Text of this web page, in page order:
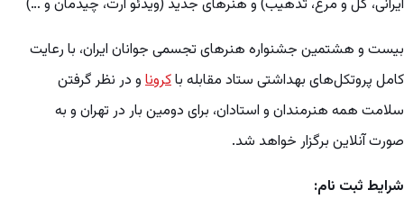
ایرانی، گل و مرغ، تذهیب) و هنرهای جدید (ویدئو آرت، چیدمان و …)
بیست و هشتمین جشنواره هنرهای تجسمی جوانان ایران، با رعایت
کامل پروتکل‌های بهداشتی ستاد مقابله باکرونا و در نظر گرفتن
سلامت همه هنرمندان و استادان، برای دومین بار در تهران و به
صورت آنلاین برگزار خواهد شد.
شرایط ثبت نام: